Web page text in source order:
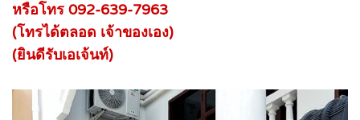
หรือโทร 092-639-7963
(โทรได้ตลอด เจ้าของเอง)
(ยินดีรับเอเจ้นท์)